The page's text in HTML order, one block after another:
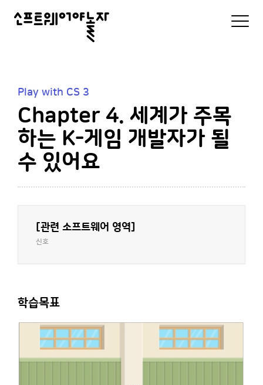
소
웨
어
야
놀
자
모
Play with CS 3
Chapter 4. 세계가 주목
하는 K-게임 개발자가 될
수 있어요
[관련 소프트웨어 영역]
신호
학습목표